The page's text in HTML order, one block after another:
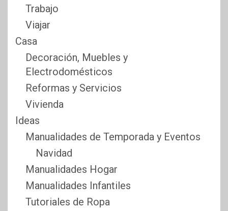
Trabajo
Viajar
Casa
Decoración, Muebles y
Electrodomésticos
Reformas y Servicios
Vivienda
Ideas
Manualidades de Temporada y Eventos
Navidad
Manualidades Hogar
Manualidades Infantiles
Tutoriales de Ropa